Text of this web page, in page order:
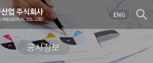
ENG
공시정보